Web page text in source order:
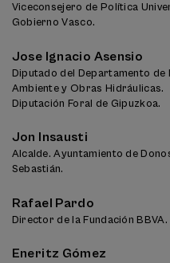
Viceconsejero de Política
Gobierno Vasco.
Jose Ignacio Asensio
Diputado del Departamento de
Ambiente y Obras Hidráulicas.
Diputación Foral de Gipuzkoa.
Jon Insausti
Alcalde. Ayuntamiento de
Sebastián.
Rafael Pardo
Director de la Fundación BBVA.
Eneritz Gómez